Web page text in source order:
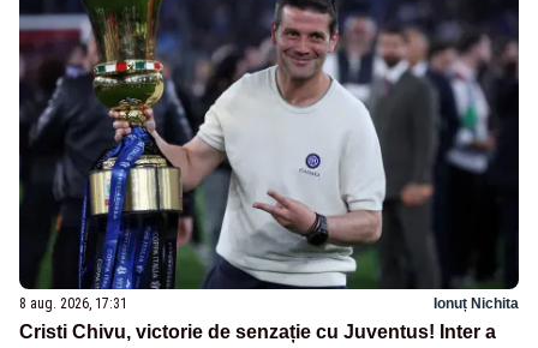
8 aug. 2026, 17:31 Ionuț Nichita
Cristi Chivu, victorie de senzație cu Juventus! Inter a